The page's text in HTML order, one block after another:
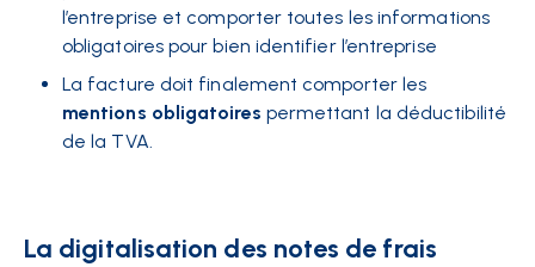
l’entreprise et comporter toutes les informations
obligatoires pour bien identifier l’entreprise
La facture doit finalement comporter les
mentions obligatoires permettant la déductibilité
de la TVA.
La digitalisation des notes de frais